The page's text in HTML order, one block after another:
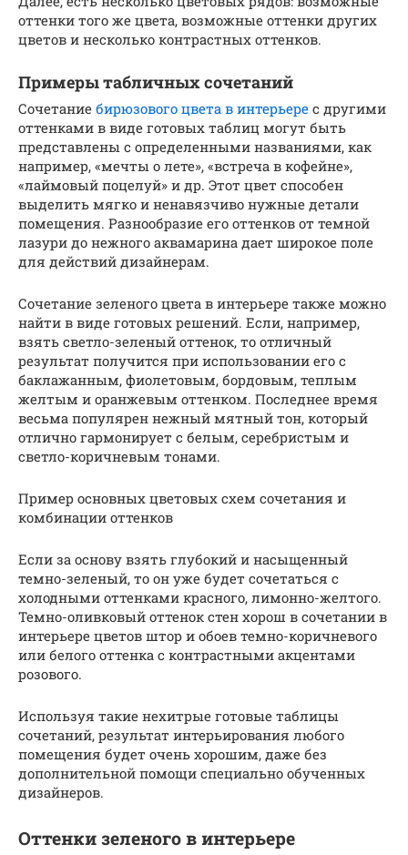
оттенки того же цвета, возможные оттенки других
цветов и несколько контрастных оттенков.
Примеры табличных сочетаний
Сочетание бирюзового цвета в интерьере с другими
оттенками в виде готовых таблиц могут быть
представлены с определенными названиями, как
например, «мечты о лете», «встреча в кофейне»,
«лаймовый поцелуй» и др. Этот цвет способен
выделить мягко и ненавязчиво нужные детали
помещения. Разнообразие его оттенков от темной
лазури до нежного аквамарина дает широкое поле
для действий дизайнерам.
Сочетание зеленого цвета в интерьере также можно
найти в виде готовых решений. Если, например,
взять светло-зеленый оттенок, то отличный
результат получится при использовании его с
баклажанным, фиолетовым, бордовым, теплым
желтым и оранжевым оттенком. Последнее время
весьма популярен нежный мятный тон, который
отлично гармонирует с белым, серебристым и
светло-коричневым тонами.
Пример основных цветовых схем сочетания и
комбинации оттенков
Если за основу взять глубокий и насыщенный
темно-зеленый, то он уже будет сочетаться с
холодными оттенками красного, лимонно-желтого.
Темно-оливковый оттенок стен хорош в сочетании в
интерьере цветов штор и обоев темно-коричневого
или белого оттенка с контрастными акцентами
розового.
Используя такие нехитрые готовые таблицы
сочетаний, результат интерьирования любого
помещения будет очень хорошим, даже без
дополнительной помощи специально обученных
дизайнеров.
Оттенки зеленого в интерьере